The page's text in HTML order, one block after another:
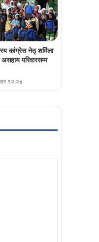
कांग्रेस नेतृ शर्मिला
असहाय परिवारसम्म
१२:२४